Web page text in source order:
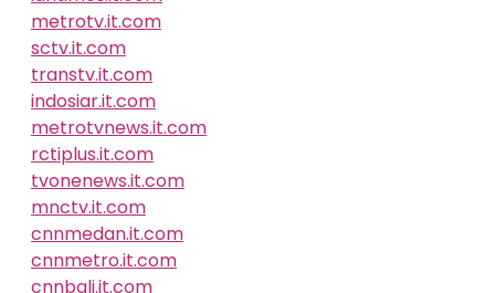
metrotv.it.com
sctv.it.com
transtv.it.com
indosiar.it.com
metrotvnews.it.com
rctiplus.it.com
tvonenews.it.com
mnctv.it.com
cnnmedan.it.com
cnnmetro.it.com
cnnbali.it.com